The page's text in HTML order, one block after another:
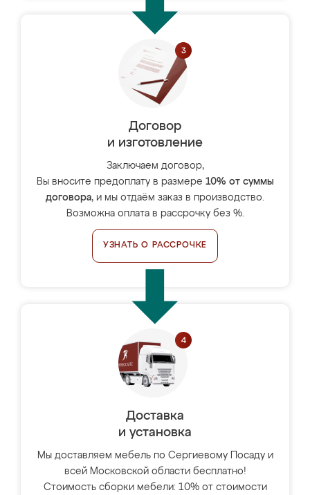
Договор
и изготовление
Заключаем договор,
Вы вносите предоплату в размере 10% от суммы
договора, и мы отдаём заказ в производство.
Возможна оплата в рассрочку без %.
УЗНАТЬ О РАССРОЧКЕ
Доставка
и установка
Мы доставляем мебель по Сергиевому Посаду и
всей Московской области бесплатно!
Стоимость сборки мебели: 10% от стоимости